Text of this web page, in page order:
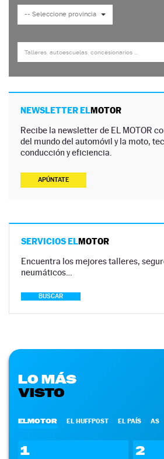
NEWSLETTER ELMOTOR
Recibe la newsletter de EL MOTOR
del mundo del automóvil y la moto,
conducción y eficiencia.
APÚNTATE
SERVICIOS ELMOTOR
Encuentra los mejores talleres,
neumáticos…
BUSCAR
LO MÁS
VISTO
ELMOTOR EL HUFFPOST EL PAÍS AS
1 2